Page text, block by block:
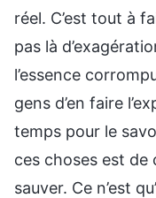
réel. C’est tout à
pas là
l’essence
gens d’en faire
temps pour le
ces choses est de
sauver. Ce n’est